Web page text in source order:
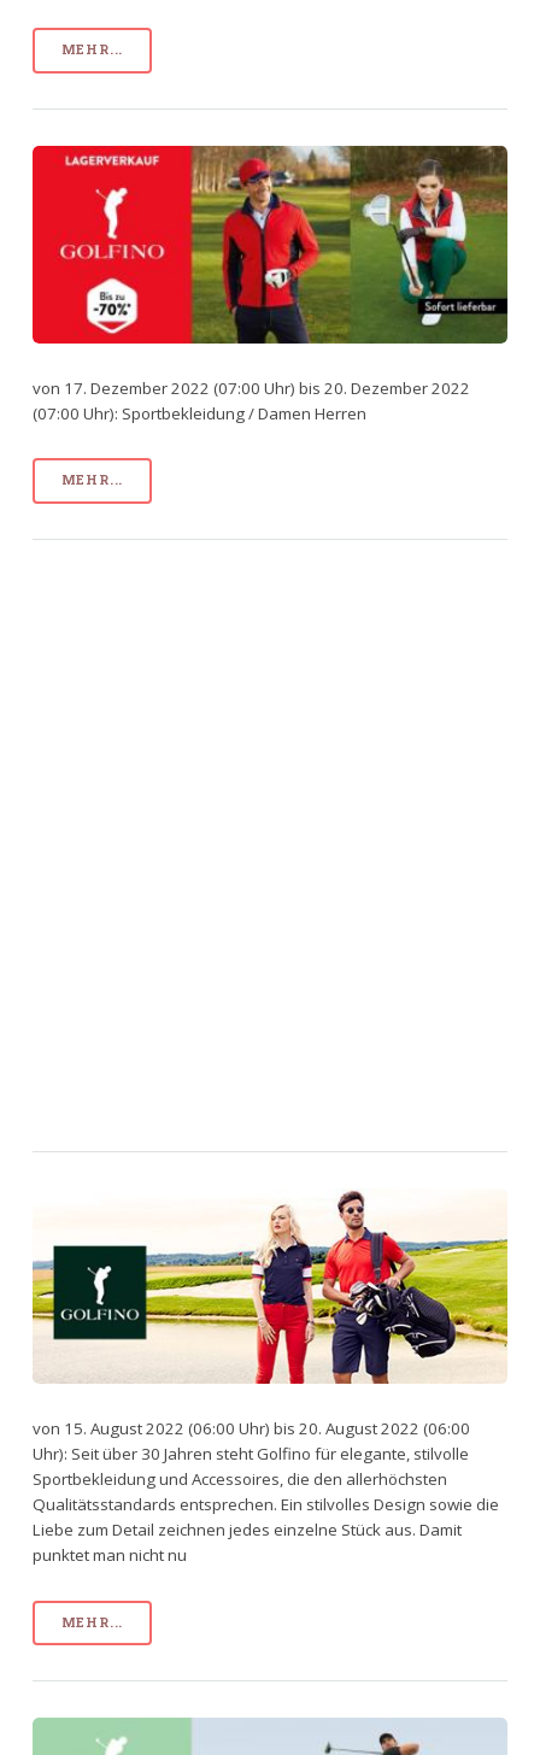
MEHR...
von 17. Dezember 2022 (07:00 Uhr) bis 20. Dezember 2022
(07:00 Uhr): Sportbekleidung / Damen Herren
MEHR...
von 15. August 2022 (06:00 Uhr) bis 20. August 2022 (06:00
Uhr): Seit über 30 Jahren steht Golfino für elegante, stilvolle
Sportbekleidung und Accessoires, die den allerhöchsten
Qualitätsstandards entsprechen. Ein stilvolles Design sowie die
Liebe zum Detail zeichnen jedes einzelne Stück aus. Damit
punktet man nicht nu
MEHR...